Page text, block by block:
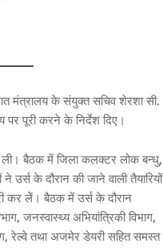
मंत्रालय के संयुक्त सचिव शेरशा सी.
पर पूरी करने के निर्देश दिए।
बैठक में जिला कलक्टर लोक बन्धु,
उर्स के दौरान की जाने वाली तैयारियों
कर लेें। बैठक में उर्स के दौरान
जनस्वास्थ्य अभियांत्रिकी विभाग,
रेल्वे तथा अजमेर डेयरी सहित समस्त